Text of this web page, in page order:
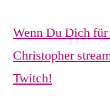
Wenn Du Dich
Christopher
Twitch!